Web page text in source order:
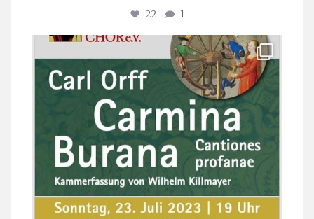
22 1
stuttgarter_oratorienchor
Juli 22